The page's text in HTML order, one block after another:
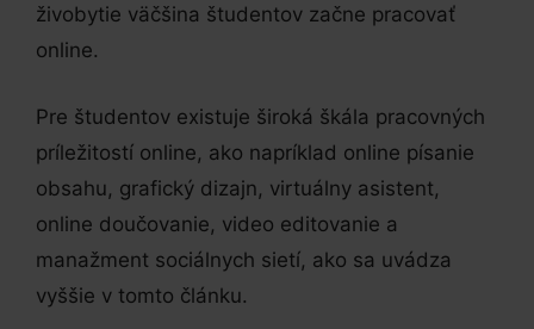
živobytie väčšina študentov začne pracovať
online.
Pre študentov existuje široká škála pracovných
príležitostí online, ako napríklad online písanie
obsahu, grafický dizajn, virtuálny asistent,
online doučovanie, video editovanie a
manažment sociálnych sietí, ako sa uvádza
vyššie v tomto článku.